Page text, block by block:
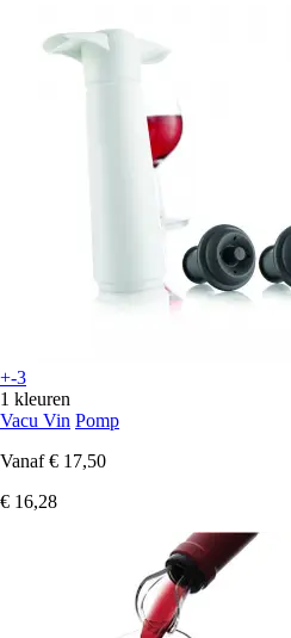
+-3
1 kleuren
Vacu Vin Pomp
Vanaf € 17,50
€ 16,28